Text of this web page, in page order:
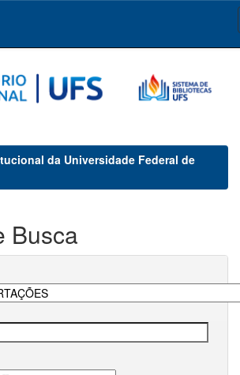
da Universidade Federal de
Busca